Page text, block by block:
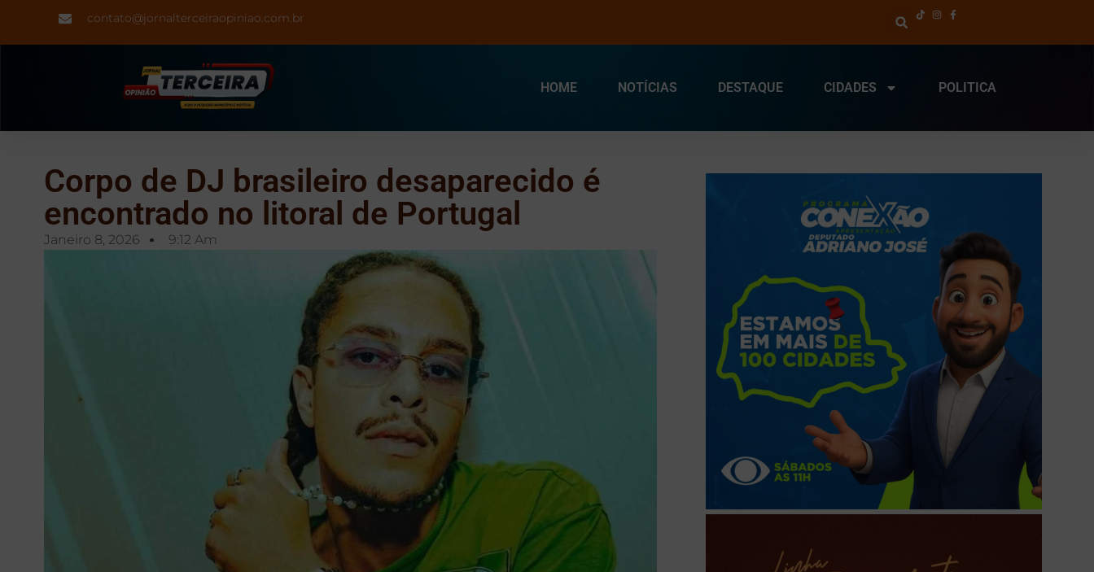
contato@jornalterceiraopiniao.com.br
HOME NOTÍCIAS DESTAQUE CIDADES POLITICA
Corpo de DJ brasileiro desaparecido é
encontrado no litoral de Portugal
Janeiro 8, 2026 9:12 Am